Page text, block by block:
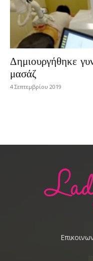
Δημιουργήθηκε
μασάζ
4 Σεπτεμβρίου 2019